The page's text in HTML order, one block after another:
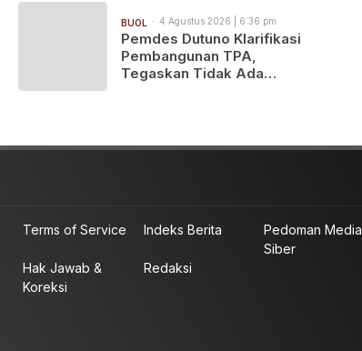
BUOL 4 Agustus 2026 | 6:36 pm
Pemdes Dutuno Klarifikasi
Pembangunan TPA,
Tegaskan Tidak Ada
Terms of Service Indeks Berita
Pedoman Media
Siber
Hak Jawab &
Koreksi
Redaksi